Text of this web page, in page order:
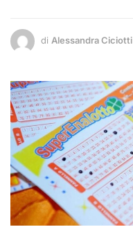
di Alessandra Ciciotti